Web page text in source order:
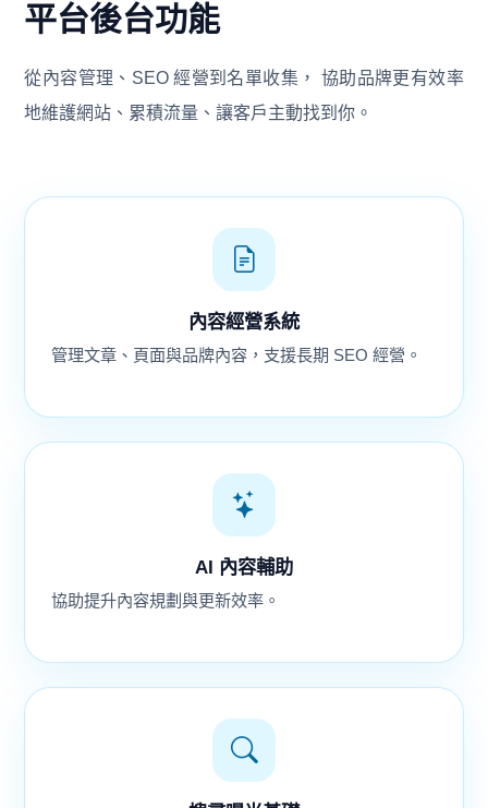
平台後台功能
從內容管理、SEO 經營到名單收集， 協助品牌更有效率
地維護網站、累積流量、讓客戶主動找到你。
內容經營系統
管理文章、頁面與品牌內容，支援長期 SEO 經營。
AI 內容輔助
協助提升內容規劃與更新效率。